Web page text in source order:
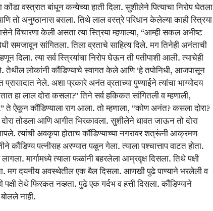
वस्त्रात बांधून कन्येच्या हाती दिला. सुशीलेने पित्याचा निरोप घेतला
तो अनुष्ठानास बसला. तिथे लाल वस्त्रे परिधान केलेल्या काही स्त्रिया
विचारणा केली असता त्या स्त्रिया म्हणाल्या, “आम्ही सकल अभीष्ट
समजावून सांगितला. तिला व्रताचे साहित्य दिले. मग तिनेही अनंताची
दिला. त्या सर्व स्त्रियांचा निरोप घेऊन ती पतीपाशी आली. त्याचेही
तेथील लोकांनी कौंडिण्याचे स्वागत केले आणि ‘हे तपोनिधी, आजपासून
नेले. अशा प्रकारे अनंत व्रताच्या पुण्याईने त्यांचा भाग्योदय
हा लाल दोरा कसला?” तिने सर्व हकिकत सांगितली व म्हणाली,
ऐकून कौंडिण्याला राग आला. तो म्हणाला, “कोण अनंत? कसला दोरा?
दोरा तोडला आणि आगीत भिरकावला. सुशीलेने धावत जाऊन तो दोरा
त्यांची अवकृपा होताच कौंडिण्याच्या नगरावर शत्रूंनी आक्रमण
पत्नीसह अरण्यात पळून गेला. त्याला पश्चात्ताप वाटत होता.
मार्गामध्ये त्याला फळांनी बहरलेला आम्रवृक्ष दिसला. तिथे पक्षी
मग दयनीय अवस्थेतील एक बैल दिसला. आणखी पुढे पाण्याने भरलेली व
तेथे फिरकत नव्हता. पुढे एक गर्दभ व हत्ती दिसला. कौंडिण्याने
नाही.